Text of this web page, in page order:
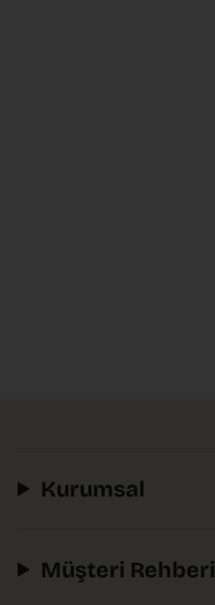
Kurumsal
Müşteri Rehberi